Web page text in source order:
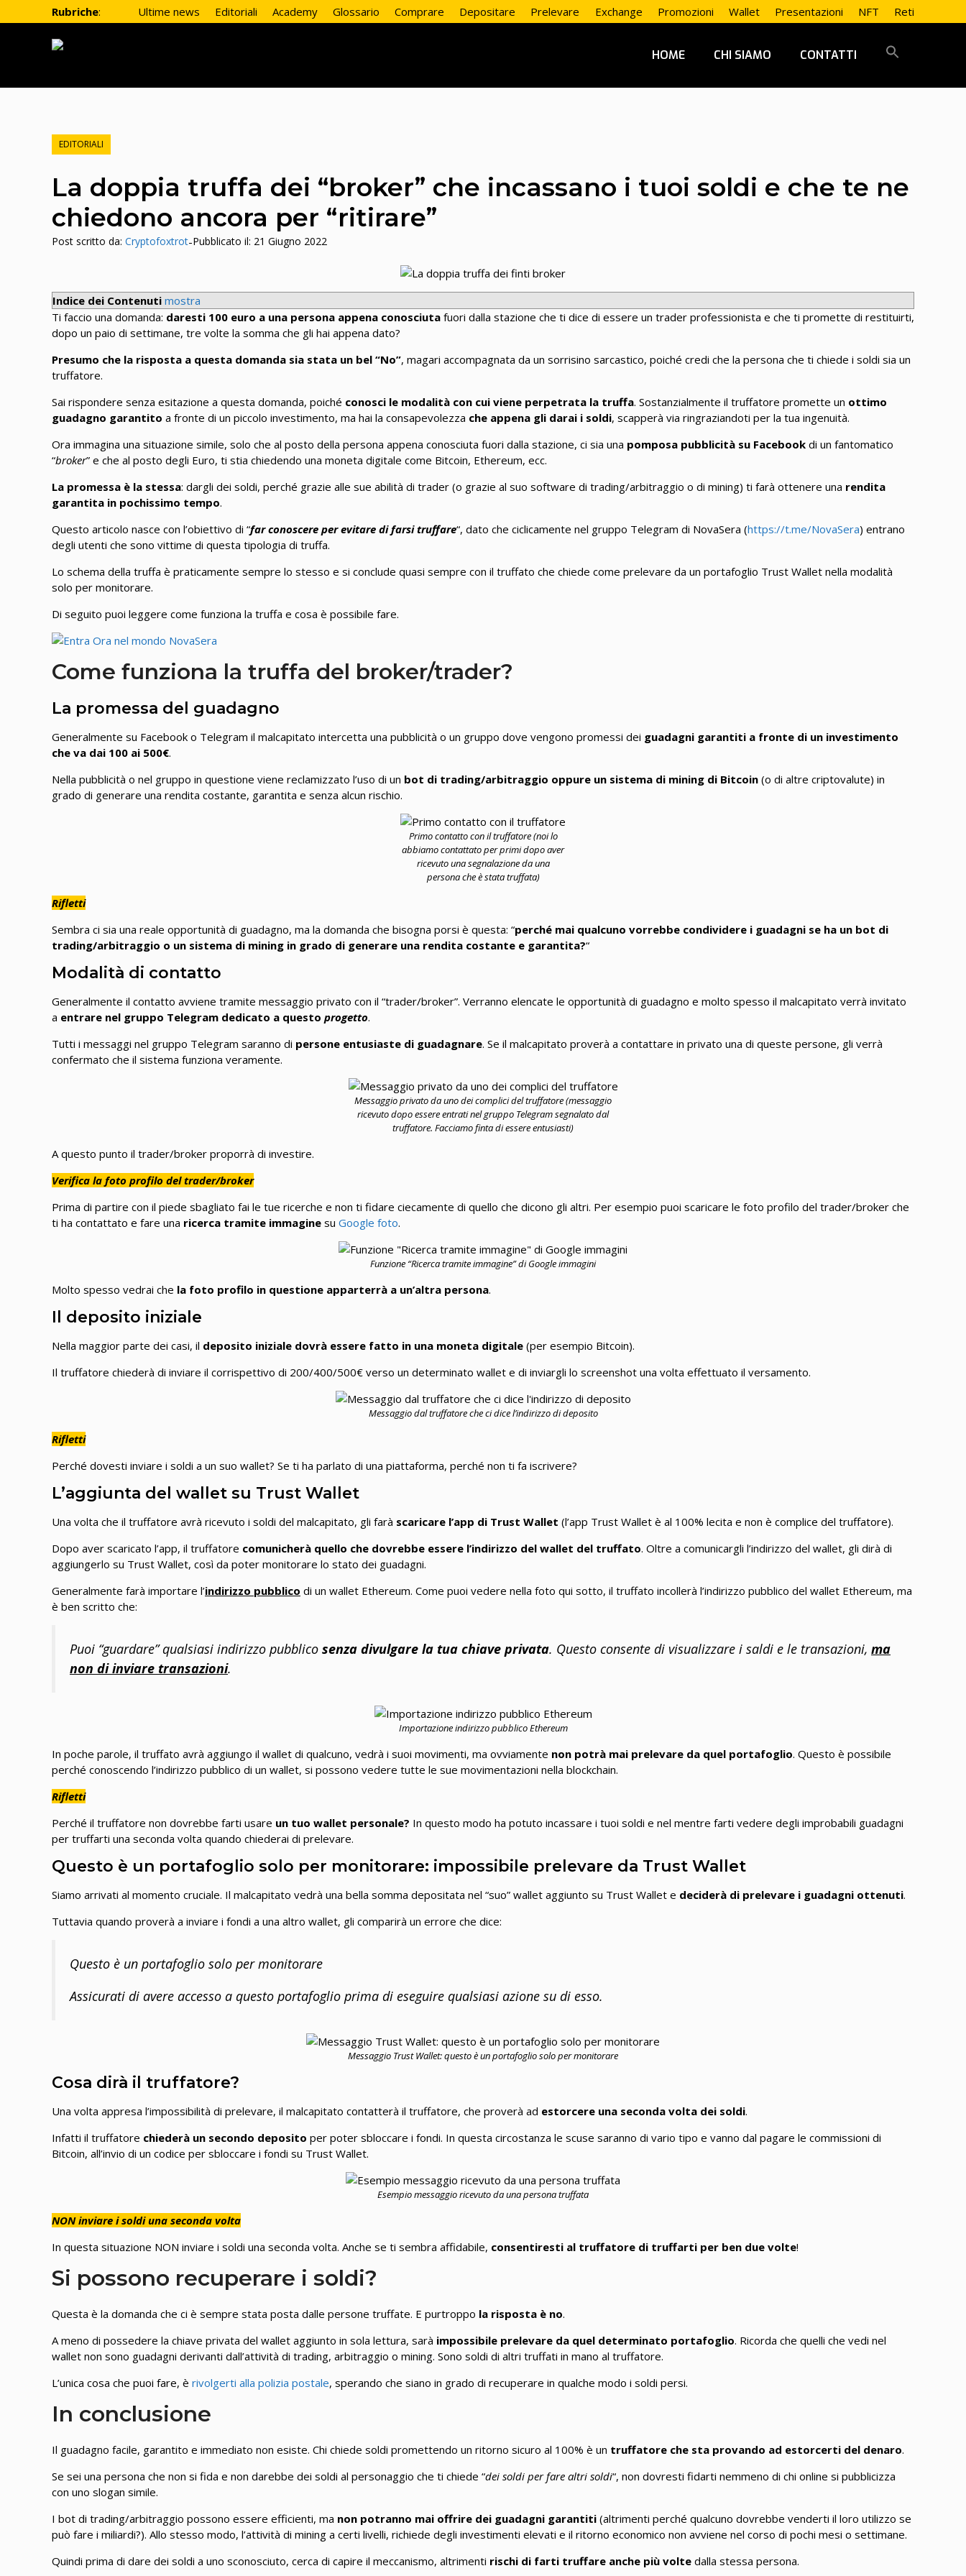
al
Rubriche: Ultime news Editoriali Academy Glossario Comprare Depositare Prelevare Exchange Promozioni Wallet Presentazioni NFT Reti
HOME CHI SIAMO CONTATTI
EDITORIALI
La doppia truffa dei “broker” che incassano i tuoi soldi e che te ne
chiedono ancora per “ritirare”
Post scritto da: Cryptofoxtrot-Pubblicato il: 21 Giugno 2022
Indice dei Contenuti mostra
Ti faccio una domanda: daresti 100 euro a una persona appena conosciuta fuori dalla stazione che ti dice di essere un trader professionista e che ti promette di restituirti,
dopo un paio di settimane, tre volte la somma che gli hai appena dato?
Presumo che la risposta a questa domanda sia stata un bel “No”, magari accompagnata da un sorrisino sarcastico, poiché credi che la persona che ti chiede i soldi sia un
truffatore.
Sai rispondere senza esitazione a questa domanda, poiché conosci le modalità con cui viene perpetrata la truffa. Sostanzialmente il truffatore promette un ottimo
guadagno garantito a fronte di un piccolo investimento, ma hai la consapevolezza che appena gli darai i soldi, scapperà via ringraziandoti per la tua ingenuità.
Ora immagina una situazione simile, solo che al posto della persona appena conosciuta fuori dalla stazione, ci sia una pomposa pubblicità su Facebook di un fantomatico
“broker” e che al posto degli Euro, ti stia chiedendo una moneta digitale come Bitcoin, Ethereum, ecc.
La promessa è la stessa: dargli dei soldi, perché grazie alle sue abilità di trader (o grazie al suo software di trading/arbitraggio o di mining) ti farà ottenere una rendita
garantita in pochissimo tempo.
Questo articolo nasce con l’obiettivo di “far conoscere per evitare di farsi truffare“, dato che ciclicamente nel gruppo Telegram di NovaSera (https://t.me/NovaSera) entrano
degli utenti che sono vittime di questa tipologia di truffa.
Lo schema della truffa è praticamente sempre lo stesso e si conclude quasi sempre con il truffato che chiede come prelevare da un portafoglio Trust Wallet nella modalità
solo per monitorare.
Di seguito puoi leggere come funziona la truffa e cosa è possibile fare.
Come funziona la truffa del broker/trader?
La promessa del guadagno
Generalmente su Facebook o Telegram il malcapitato intercetta una pubblicità o un gruppo dove vengono promessi dei guadagni garantiti a fronte di un investimento
che va dai 100 ai 500€.
Nella pubblicità o nel gruppo in questione viene reclamizzato l’uso di un bot di trading/arbitraggio oppure un sistema di mining di Bitcoin (o di altre criptovalute) in
grado di generare una rendita costante, garantita e senza alcun rischio.
Primo contatto con il truffatore (noi lo
abbiamo contattato per primi dopo aver
ricevuto una segnalazione da una
persona che è stata truffata)
Rifletti
Sembra ci sia una reale opportunità di guadagno, ma la domanda che bisogna porsi è questa: “perché mai qualcuno vorrebbe condividere i guadagni se ha un bot di
trading/arbitraggio o un sistema di mining in grado di generare una rendita costante e garantita?“
Modalità di contatto
Generalmente il contatto avviene tramite messaggio privato con il “trader/broker”. Verranno elencate le opportunità di guadagno e molto spesso il malcapitato verrà invitato
a entrare nel gruppo Telegram dedicato a questo progetto.
Tutti i messaggi nel gruppo Telegram saranno di persone entusiaste di guadagnare. Se il malcapitato proverà a contattare in privato una di queste persone, gli verrà
confermato che il sistema funziona veramente.
Messaggio privato da uno dei complici del truffatore (messaggio
ricevuto dopo essere entrati nel gruppo Telegram segnalato dal
truffatore. Facciamo finta di essere entusiasti)
A questo punto il trader/broker proporrà di investire.
Verifica la foto profilo del trader/broker
Prima di partire con il piede sbagliato fai le tue ricerche e non ti fidare ciecamente di quello che dicono gli altri. Per esempio puoi scaricare le foto profilo del trader/broker che
ti ha contattato e fare una ricerca tramite immagine su Google foto.
Funzione “Ricerca tramite immagine” di Google immagini
Molto spesso vedrai che la foto profilo in questione apparterrà a un’altra persona.
Il deposito iniziale
Nella maggior parte dei casi, il deposito iniziale dovrà essere fatto in una moneta digitale (per esempio Bitcoin).
Il truffatore chiederà di inviare il corrispettivo di 200/400/500€ verso un determinato wallet e di inviargli lo screenshot una volta effettuato il versamento.
Messaggio dal truffatore che ci dice l’indirizzo di deposito
Rifletti
Perché dovesti inviare i soldi a un suo wallet? Se ti ha parlato di una piattaforma, perché non ti fa iscrivere?
L’aggiunta del wallet su Trust Wallet
Una volta che il truffatore avrà ricevuto i soldi del malcapitato, gli farà scaricare l’app di Trust Wallet (l’app Trust Wallet è al 100% lecita e non è complice del truffatore).
Dopo aver scaricato l’app, il truffatore comunicherà quello che dovrebbe essere l’indirizzo del wallet del truffato. Oltre a comunicargli l’indirizzo del wallet, gli dirà di
aggiungerlo su Trust Wallet, così da poter monitorare lo stato dei guadagni.
Generalmente farà importare l’indirizzo pubblico di un wallet Ethereum. Come puoi vedere nella foto qui sotto, il truffato incollerà l’indirizzo pubblico del wallet Ethereum, ma
è ben scritto che:
Puoi “guardare” qualsiasi indirizzo pubblico senza divulgare la tua chiave privata. Questo consente di visualizzare i saldi e le transazioni, ma
non di inviare transazioni.
Importazione indirizzo pubblico Ethereum
In poche parole, il truffato avrà aggiungo il wallet di qualcuno, vedrà i suoi movimenti, ma ovviamente non potrà mai prelevare da quel portafoglio. Questo è possibile
perché conoscendo l’indirizzo pubblico di un wallet, si possono vedere tutte le sue movimentazioni nella blockchain.
Rifletti
Perché il truffatore non dovrebbe farti usare un tuo wallet personale? In questo modo ha potuto incassare i tuoi soldi e nel mentre farti vedere degli improbabili guadagni
per truffarti una seconda volta quando chiederai di prelevare.
Questo è un portafoglio solo per monitorare: impossibile prelevare da Trust Wallet
Siamo arrivati al momento cruciale. Il malcapitato vedrà una bella somma depositata nel “suo” wallet aggiunto su Trust Wallet e deciderà di prelevare i guadagni ottenuti.
Tuttavia quando proverà a inviare i fondi a una altro wallet, gli comparirà un errore che dice:
Questo è un portafoglio solo per monitorare
Assicurati di avere accesso a questo portafoglio prima di eseguire qualsiasi azione su di esso.
Messaggio Trust Wallet: questo è un portafoglio solo per monitorare
Cosa dirà il truffatore?
Una volta appresa l’impossibilità di prelevare, il malcapitato contatterà il truffatore, che proverà ad estorcere una seconda volta dei soldi.
Infatti il truffatore chiederà un secondo deposito per poter sbloccare i fondi. In questa circostanza le scuse saranno di vario tipo e vanno dal pagare le commissioni di
Bitcoin, all’invio di un codice per sbloccare i fondi su Trust Wallet.
Esempio messaggio ricevuto da una persona truffata
NON inviare i soldi una seconda volta
In questa situazione NON inviare i soldi una seconda volta. Anche se ti sembra affidabile, consentiresti al truffatore di truffarti per ben due volte!
Si possono recuperare i soldi?
Questa è la domanda che ci è sempre stata posta dalle persone truffate. E purtroppo la risposta è no.
A meno di possedere la chiave privata del wallet aggiunto in sola lettura, sarà impossibile prelevare da quel determinato portafoglio. Ricorda che quelli che vedi nel
wallet non sono guadagni derivanti dall’attività di trading, arbitraggio o mining. Sono soldi di altri truffati in mano al truffatore.
L’unica cosa che puoi fare, è rivolgerti alla polizia postale, sperando che siano in grado di recuperare in qualche modo i soldi persi.
In conclusione
Il guadagno facile, garantito e immediato non esiste. Chi chiede soldi promettendo un ritorno sicuro al 100% è un truffatore che sta provando ad estorcerti del denaro.
Se sei una persona che non si fida e non darebbe dei soldi al personaggio che ti chiede “dei soldi per fare altri soldi“, non dovresti fidarti nemmeno di chi online si pubblicizza
con uno slogan simile.
I bot di trading/arbitraggio possono essere efficienti, ma non potranno mai offrire dei guadagni garantiti (altrimenti perché qualcuno dovrebbe venderti il loro utilizzo se
può fare i miliardi?). Allo stesso modo, l’attività di mining a certi livelli, richiede degli investimenti elevati e il ritorno economico non avviene nel corso di pochi mesi o settimane.
Quindi prima di dare dei soldi a uno sconosciuto, cerca di capire il meccanismo, altrimenti rischi di farti truffare anche più volte dalla stessa persona.